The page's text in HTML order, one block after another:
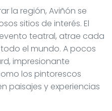
la región, Aviñón se
sitios de interés. El
teatral, atrae cada
el mundo. A pocos
impresionante
los pintorescos
paisajes y experiencias